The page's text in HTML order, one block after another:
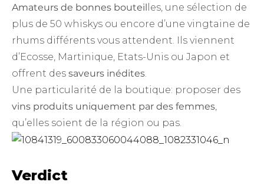
Amateurs de bonnes bouteil les, une sélection de
plus de 50 whiskys ou encore d’une vingtaine de
rhums différents vous attendent. Ils viennent
d’Ecosse, Martinique, Etats-Unis ou Japon et
offrent des saveurs inédites.
Une particularité de la boutique: proposer des
vins produits uniquement par des femmes,
qu’elles soient de la région ou pas.
Verdict